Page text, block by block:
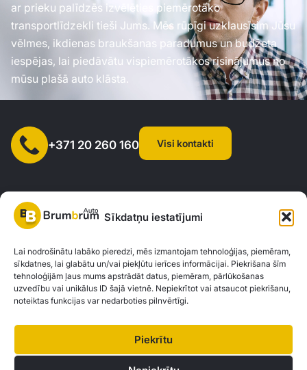
Sīkdatņu iestatījumi
Lai nodrošinātu labāko pieredzi, mēs izmantojam tehnoloģijas, piemēram,
sīkdatnes, lai glabātu un/vai piekļūtu ierīces informācijai. Piekrišana šīm
tehnoloģijām ļaus mums apstrādāt datus, piemēram, pārlūkošanas
uzvedību vai unikālus ID šajā vietnē. Nepiekrītot vai atsaucot piekrišanu,
noteiktas funkcijas var nedarboties pilnvērtīgi.
Piekrītu
ar prieku palīdzēs izvēlēties piemērotāko
transportlīdzekli tieši Jums. Mēs rūpīgi uzklausīsim Jūsu
vēlmes, ikdienas braukšanas paradumus un budžeta
iespējas, lai piedāvātu vispiemērotākos risinājumus no
mūsu plašā auto klāsta.
+371 20 260 160 Visi kontakti
SIA "AUTOCLICK", Reģ. Nr. 40203371960, Adrese: Mazjumpravas
iela 77, Rīga, LV-1063 |20260160
Privātuma politikaKontakti
Brum Brum Auto nav finanšu iestāde, bet sadarbojas ar vairākām bankām un